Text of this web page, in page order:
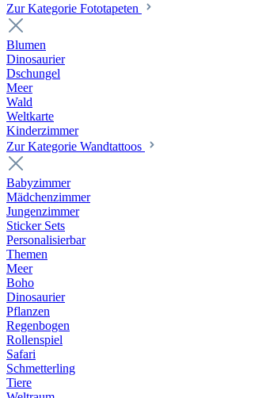
Zur Kategorie Fototapeten
Blumen
Dinosaurier
Dschungel
Meer
Wald
Weltkarte
Kinderzimmer
Zur Kategorie Wandtattoos
Babyzimmer
Mädchenzimmer
Jungenzimmer
Sticker Sets
Personalisierbar
Themen
Meer
Boho
Dinosaurier
Pflanzen
Regenbogen
Rollenspiel
Safari
Schmetterling
Tiere